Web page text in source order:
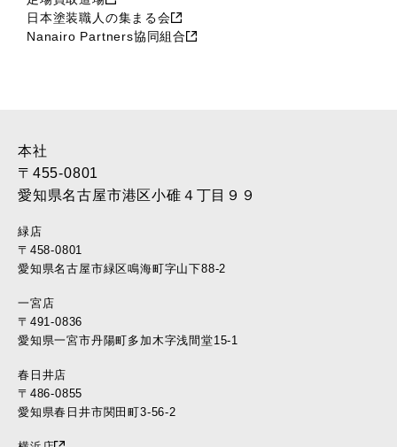
2017年6月 (21)
2017年5月 (17)
2016年12月 (37)
2016年11月 (39)
2016年10月 (37)
2016年8月 (30)
2016年7月 (40)
2016年5月 (34)
2016年4月 (35)
2016年3月 (17)
2016年2月 (22)
2016年1月 (10)
2015年12月 (11)
2015年11月 (11)
日本塗装職人の集まる会
Nanairo Partners協同組合
本社
〒455-0801
愛知県名古屋市港区小碓４丁目９９
緑店
〒458-0801
愛知県名古屋市緑区鳴海町字山下88-2
一宮店
〒491-0836
愛知県一宮市丹陽町多加木字浅間堂15-1
春日井店
〒486-0855
愛知県春日井市関田町3-56-2